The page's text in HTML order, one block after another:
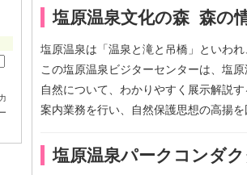
塩原温泉文化の森 森の
塩原温泉は「温泉と滝と吊橋」といわ
この塩原温泉ビジターセンターは、塩
自然について、わかりやすく展示解説
案内業務を行い、自然保護思想の高揚
塩原温泉パークコンダ